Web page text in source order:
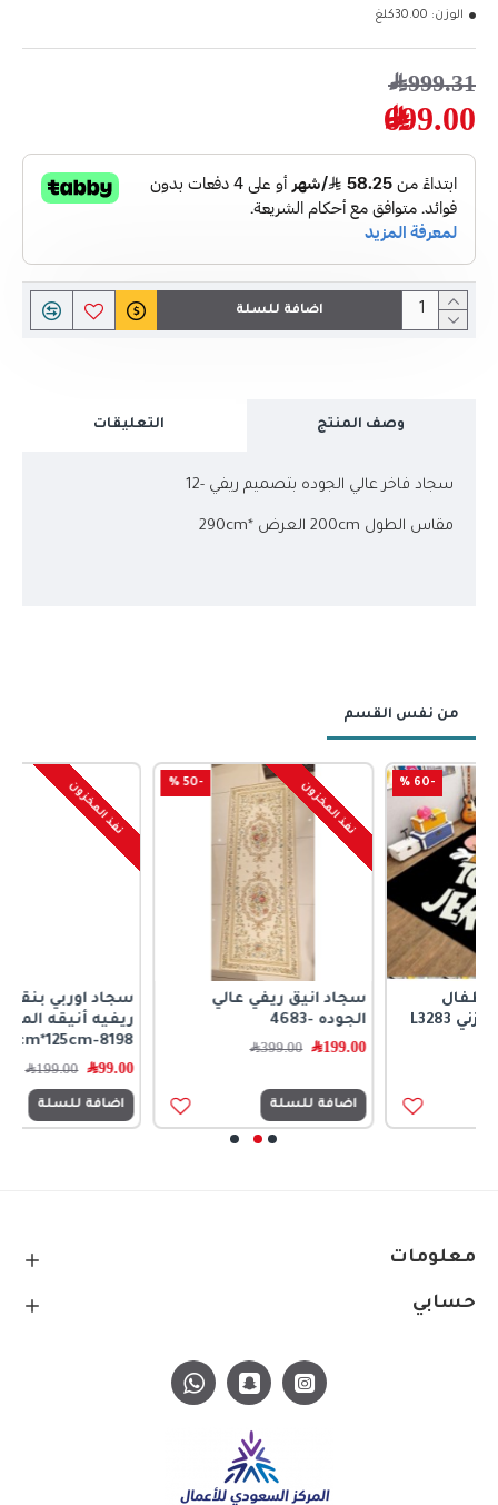
699.00﷼
999.31﷼
الوزن: 30.00كلغ
اضافة للسلة
وصف المنتج التعليقات
سجاد فاخر عالي الجوده بتصميم ريفي -12
مقاس الطول 200cm العرض *290cm
من نفس القسم
نفذ المخزون
سجاد انيق ريفي عالي
الجوده -4683
399.00﷼
اضافة للسلة
نفذ المخزون
سجاد اوربي بنقوش ورود
ريفيه أنيقه المقاس
70cm*125cm-8198
199.00﷼
اضافة للسلة
معلومات
حسابي